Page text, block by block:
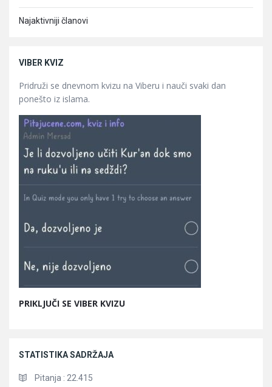
Najaktivniji članovi
VIBER KVIZ
Pridruži se dnevnom kvizu na Viberu i nauči svaki dan
ponešto iz islama.
PRIKLJUČI SE VIBER KVIZU
STATISTIKA SADRŽAJA
Pitanja : 22.415